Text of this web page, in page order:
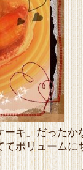
ーキ」だったか
てボリュームに